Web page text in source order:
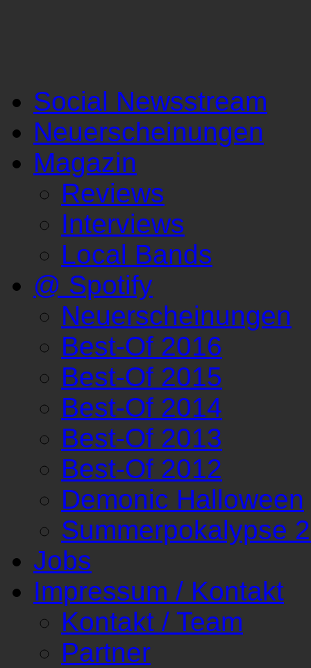
Social Newsstream
Neuerscheinungen
Magazin
Reviews
Interviews
Local Bands
@ Spotify
Neuerscheinungen
Best-Of 2016
Best-Of 2015
Best-Of 2014
Best-Of 2013
Best-Of 2012
Demonic Halloween
Summerpokalypse
Jobs
Impressum / Kontakt
Kontakt / Team
Partner